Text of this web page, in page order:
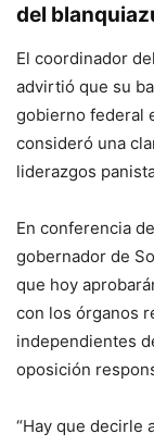
del
El coordinador
advirtió que su
gobierno federal
consideró una
liderazgos
En conferencia
gobernador de
que hoy
con los órganos
independientes
oposición
“Hay que decirle